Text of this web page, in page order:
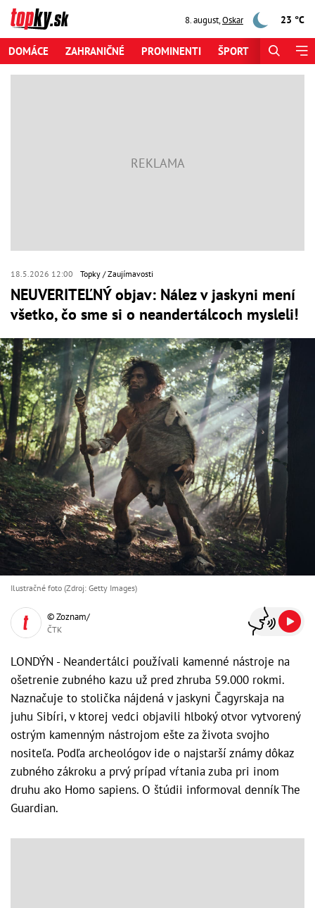
8. august,Oskar 23 °C
DOMÁCE ZAHRANIČNÉ PROMINENTI ŠPORT
18.5.2026 12:00 Topky Zaujímavosti
NEUVERITEĽNÝ objav: Nález v jaskyni mení
všetko, čo sme si o neandertálcoch mysleli!
Ilustračné foto (Zdroj: Getty Images)
© Zoznam/
ČTK
LONDÝN - Neandertálci používali kamenné nástroje na
ošetrenie zubného kazu už pred zhruba 59.000 rokmi.
Naznačuje to stolička nájdená v jaskyni Čagyrskaja na
juhu Sibíri, v ktorej vedci objavili hlboký otvor vytvorený
ostrým kamenným nástrojom ešte za života svojho
nositeľa. Podľa archeológov ide o najstarší známy dôkaz
zubného zákroku a prvý prípad vŕtania zuba pri inom
druhu ako Homo sapiens. O štúdii informoval denník The
Guardian.